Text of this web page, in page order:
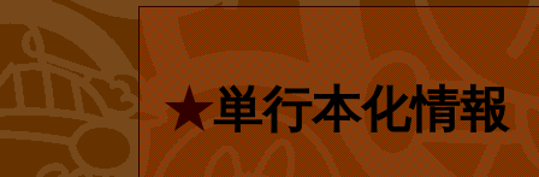
『十二の真珠
『星の絵』とい
ください。前述
★単行本化情報